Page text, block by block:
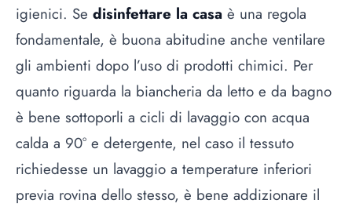
igienici. Se disinfettare la casa è una regola
fondamentale, è buona abitudine anche ventilare
gli ambienti dopo l’uso di prodotti chimici. Per
quanto riguarda la biancheria da letto e da bagno
è bene sottoporli a cicli di lavaggio con acqua
calda a 90° e detergente, nel caso il tessuto
richiedesse un lavaggio a temperature inferiori
previa rovina dello stesso, è bene addizionare il